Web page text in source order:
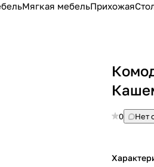
Мягкая мебельПрихожая
0 Нет